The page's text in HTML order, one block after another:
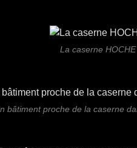
La caserne HOCHE
bâtiment proche de la caserne